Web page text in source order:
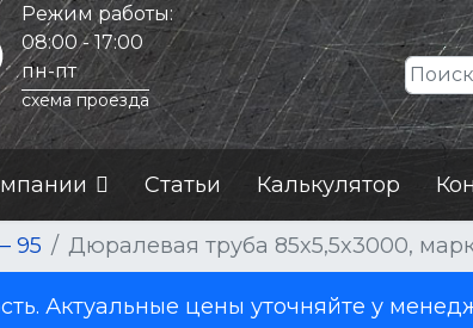
Режим работы:
08:00 - 17:00
пн-пт
схема проезда
Статьи Калькулятор
95 Дюралевая труба 85x5,5x3000,
Актуальные цены уточняйте у